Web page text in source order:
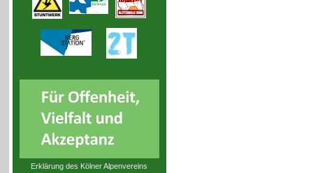
Erklärung des Kölner Alpenvereins